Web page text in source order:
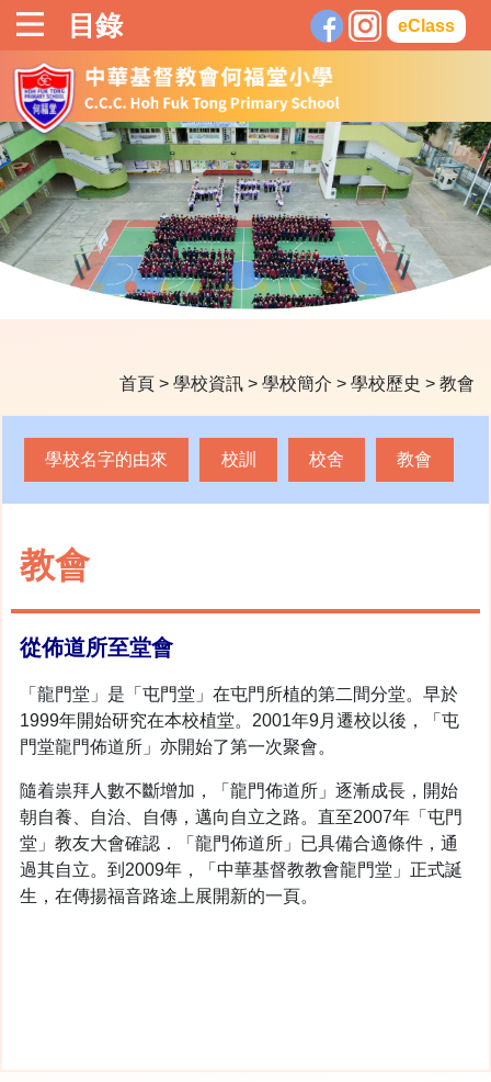
目錄 eClass
首頁 > 學校資訊 > 學校簡介 > 學校歷史 > 教會
學校名字的由來 校訓 校舍 教會
教會
從佈道所至堂會
「龍門堂」是「屯門堂」在屯門所植的第二間分堂。早於
1999年開始研究在本校植堂。2001年9月遷校以後，「屯
門堂龍門佈道所」亦開始了第一次聚會。
隨着祟拜人數不斷增加，「龍門佈道所」逐漸成長，開始
朝自養、自治、自傳，邁向自立之路。直至2007年「屯門
堂」教友大會確認．「龍門佈道所」已具備合適條件，通
過其自立。到2009年，「中華基督教教會龍門堂」正式誕
生，在傳揚福音路途上展開新的一頁。